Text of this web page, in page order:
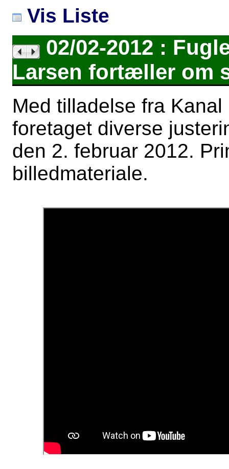
Vis Liste
02/02-2012 :
Larsen fortæller om
Med tilladelse fra
foretaget diverse
den 2. februar 2012.
billedmateriale.